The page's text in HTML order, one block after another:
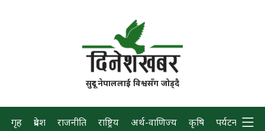
सुदूर नेपाललाई विश्वसँग जोड्दै
गृह प्रदेश राजनीति राष्ट्रिय अर्थ-वाणिज्य कृषि पर्यटन प्रवास